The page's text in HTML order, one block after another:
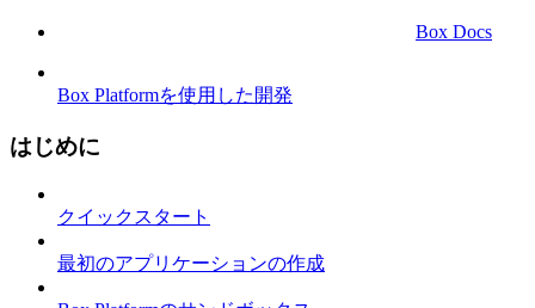
Box Docs
Box Platformを使用した開発
はじめに
クイックスタート
最初のアプリケーションの作成